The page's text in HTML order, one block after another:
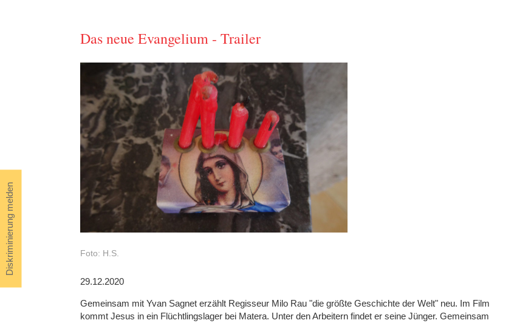
Diskriminierung melden
Das neue Evangelium - Trailer
Foto: H.S.
29.12.2020
Gemeinsam mit Yvan Sagnet erzählt Regisseur Milo Rau "die größte Geschichte der Welt" neu. Im Film
kommt Jesus in ein Flüchtlingslager bei Matera. Unter den Arbeitern findet er seine Jünger. Gemeinsam